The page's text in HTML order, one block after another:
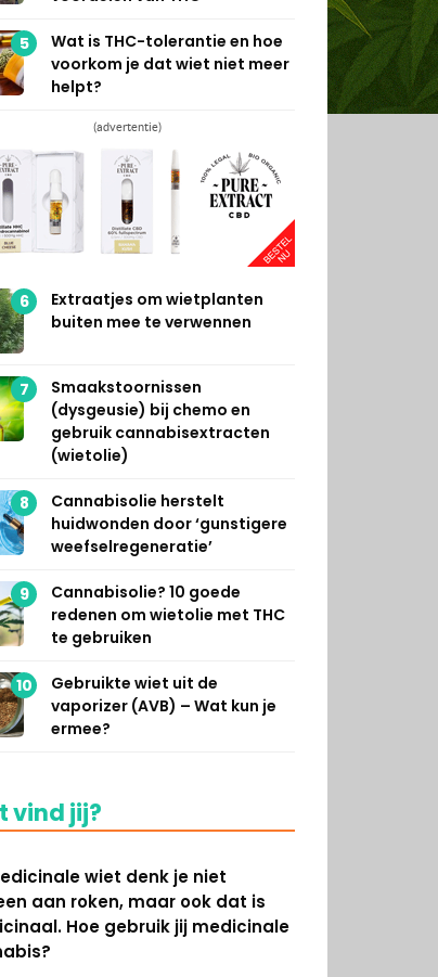
5
Wat is THC-tolerantie en hoe
voorkom je dat wiet niet meer
helpt?
(advertentie)
6
Extraatjes om wietplanten
buiten mee te verwennen
7
Smaakstoornissen
(dysgeusie) bij chemo en
gebruik cannabisextracten
(wietolie)
8
Cannabisolie herstelt
huidwonden door ‘gunstigere
weefselregeneratie’
9
Cannabisolie? 10 goede
redenen om wietolie met THC
te gebruiken
10
Gebruikte wiet uit de
vaporizer (AVB) – Wat kun je
ermee?
vind jij?
wiet denk je niet
aan roken, maar ook dat is
Hoe gebruik jij medicinale